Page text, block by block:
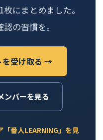
にまとめました。
の習慣を。
を受け取る →
ンバーを見る
番人LEARNING」を見